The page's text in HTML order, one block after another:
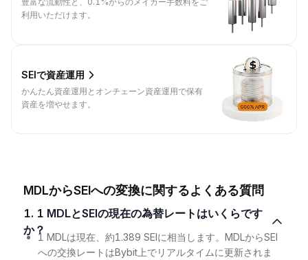
利用いただけます。
SEIで資産運用
かんたん資産運用とオンチェーン資産運用で保有
資産を増やせます。
MDLからSEIへの変換に関するよくある質問
1. 1 MDLとSEIの現在の為替レートはいくらです
か？
1 MDLは現在、約1.389 SEIに相当します。MDLからSEI
への交換レートはBybit上でリアルタイムに更新されま